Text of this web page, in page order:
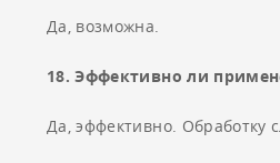
Да, возможна.
18. Эффективно ли
Да, эффективно. Обработку